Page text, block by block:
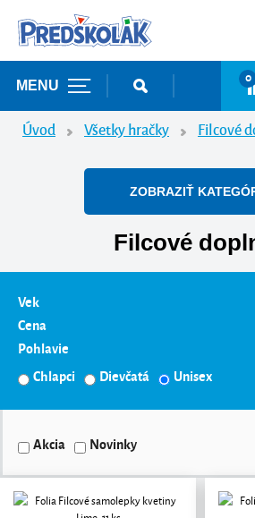
MENU
0
Úvod Všetky hračky Filcové
ZOBRAZIŤ
Filcové
Vek
Cena
Pohlavie
Chlapci
Dievčatá Unisex
Akcia Novinky